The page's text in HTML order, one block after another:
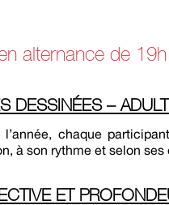
alternance de
DESSINÉES –
chaque
à son rythme et selon ses
ET